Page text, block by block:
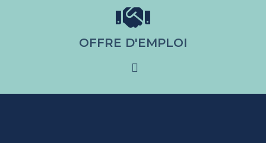
OFFRE D'EMPLOI